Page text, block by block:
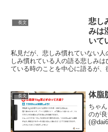
中学
長文
悲し
みは
いて
私見だが、悲しみ慣れていない
しみ慣れている人の語る悲しみ
ている時のことを中心に語るが、
長文 体脂
ちゃ
のが